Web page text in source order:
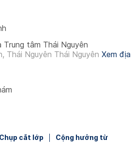
tâm Thái Nguyên
Thái Nguyên Thái Nguyên Xem
Chụp cắt lớp Cộng hưởng từ